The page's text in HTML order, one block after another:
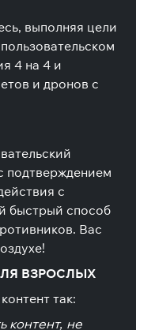
выполняя цели
4 на 4 и
и дронов с
подтверждением
с
быстрый способ
Вас
ВЗРОСЛЫХ
так:
контент, не